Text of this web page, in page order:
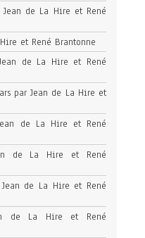
de La Hire et René
et René Brantonne
de La Hire et René
par Jean de La Hire et
de La Hire et René
de La Hire et René
de La Hire et René
de La Hire et René